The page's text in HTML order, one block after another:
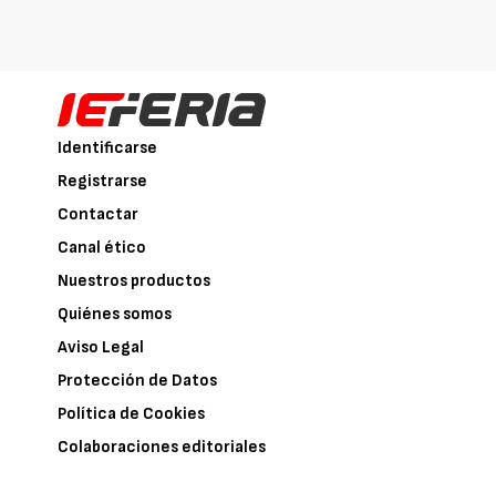
Identificarse
Registrarse
Contactar
Canal ético
Nuestros productos
Quiénes somos
Aviso Legal
Protección de Datos
Política de Cookies
Colaboraciones editoriales